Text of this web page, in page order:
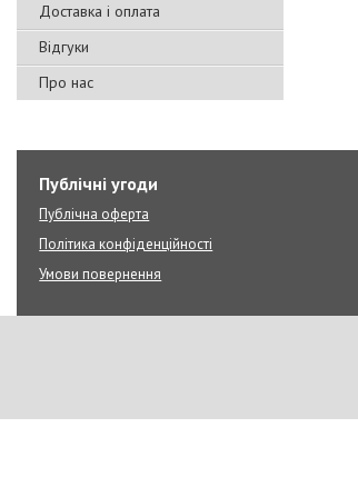
Доставка і оплата
Відгуки
Про нас
Публічні угоди
Публічна оферта
Політика конфіденційності
Умови повернення